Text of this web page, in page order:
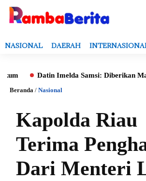
NASIONAL DAERAH
Datin Imelda Samsi: Diberikan Mandat
Beranda / Nasional
Kapolda Riau
Terima
Dari Menteri